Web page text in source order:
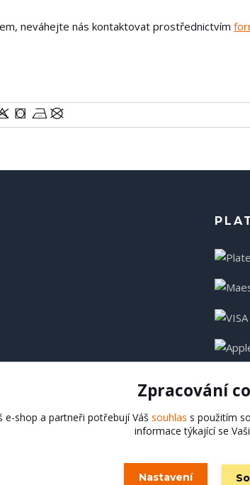
neváhejte nás kontaktovat prostřednictvím
Hadladla.cz
Zpracování
e-shop a partneři potřebují Váš souhlas s použitím
informace týkající se
Nastavení